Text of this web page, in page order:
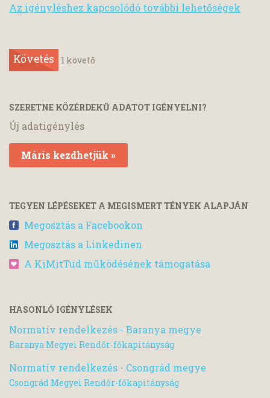
Az igényléshez kapcsolódó további lehetőségek
Követés 1 követő
SZERETNE KÖZÉRDEKŰ ADATOT IGÉNYELNI?
Új adatigénylés
Máris kezdhetjük »
TEGYEN LÉPÉSEKET A MEGISMERT TÉNYEK ALAPJÁN
Megosztás a Facebookon
Megosztás a Linkedinen
A KiMitTud működésének támogatása
HASONLÓ IGÉNYLÉSEK
Normatív rendelkezés - Baranya megye
Baranya Megyei Rendőr-főkapitányság
Normatív rendelkezés - Csongrád megye
Csongrád Megyei Rendőr-főkapitányság